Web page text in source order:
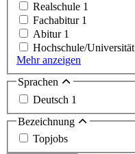
Realschule 1
Fachabitur 1
Abitur 1
Hochschule/Universität
Mehr anzeigen
Sprachen
Deutsch 1
Bezeichnung
Topjobs